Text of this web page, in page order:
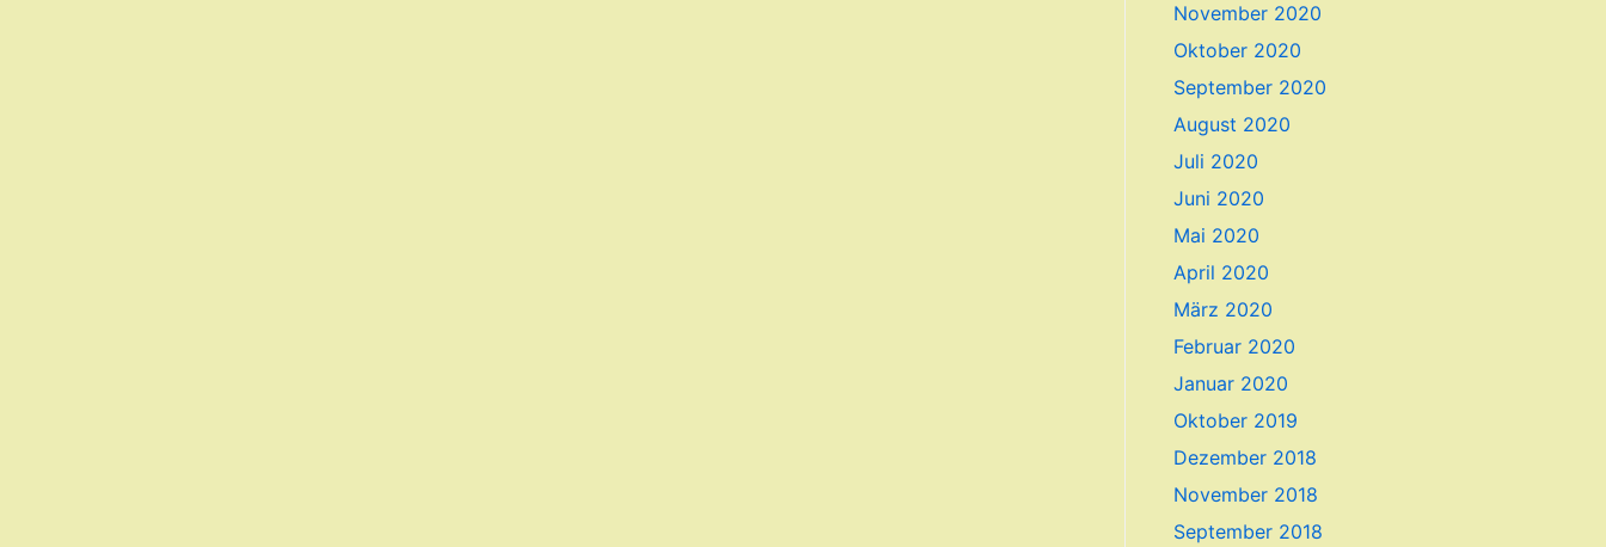
November 2020
Oktober 2020
September 2020
August 2020
Juli 2020
Juni 2020
Mai 2020
April 2020
März 2020
Februar 2020
Januar 2020
Oktober 2019
Dezember 2018
November 2018
September 2018